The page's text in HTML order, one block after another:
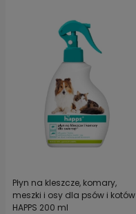
Płyn na kleszcze, komary,
meszki i osy dla psów i kotów
HAPPS 200 ml